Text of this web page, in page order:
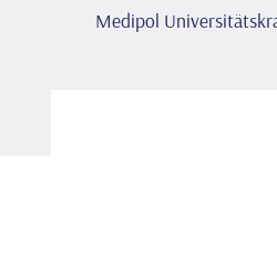
Medipol